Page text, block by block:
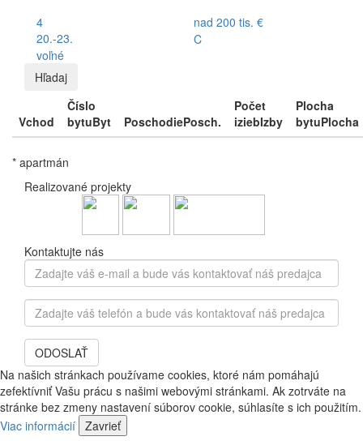
4
nad 200 tis. €
20.-23.
C
voľné
Hľadaj
Vchod
Číslo
bytuByt PoschodiePosch.
Počet
iziebIzby
Plocha
bytuPlocha
* apartmán
Realizované projekty
Kontaktujte nás
Zadajte
váš
e-
mail
a
bude
vás
kontaktovať
náš
predajca
Zadajte
váš
telefón
bude
vás
kontaktovať
náš
predajca
ODOSLAŤ
Na našich stránkach používame cookies, ktoré nám pomáhajú
zefektívniť Vašu prácu s našimi webovými stránkami. Ak zotrváte na
stránke bez zmeny nastavení súborov cookie, súhlasíte s ich použitím.
Viac informácií Zavrieť